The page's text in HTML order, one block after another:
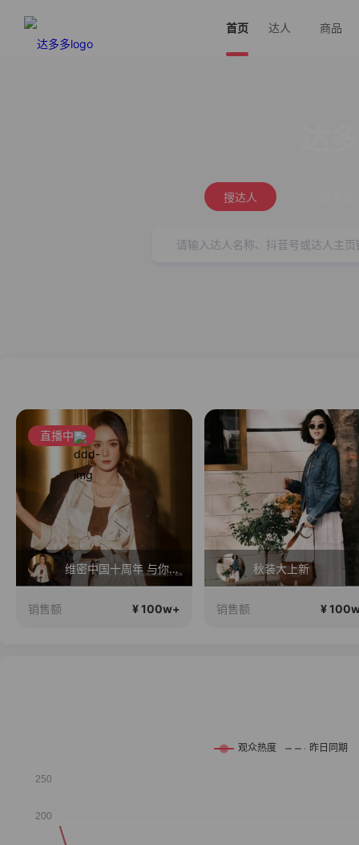
首页 达人 商品
搜达人
直播中
维密中国十周年 与你如此闪耀 抖音超级品牌日
销售额 ¥ 100w+
秋装大上新
销售额 ¥